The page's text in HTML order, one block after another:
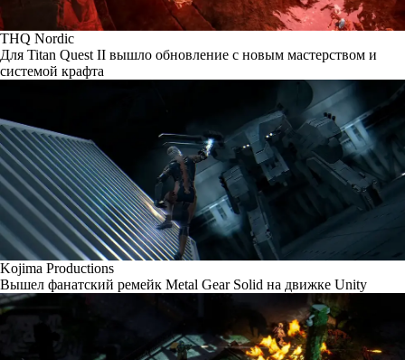
THQ Nordic
Для Titan Quest II вышло обновление с новым мастерством и
системой крафта
Kojima Productions
Вышел фанатский ремейк Metal Gear Solid на движке Unity